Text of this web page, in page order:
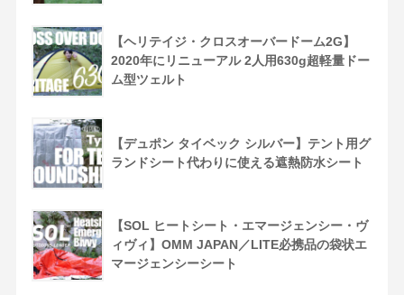
【ヘリテイジ・クロスオーバードーム2G】
2020年にリニューアル 2人用630g超軽量ドー
ム型ツェルト
【デュポン タイベック シルバー】テント用グ
ランドシート代わりに使える遮熱防水シート
【SOL ヒートシート・エマージェンシー・ヴ
ィヴィ】OMM JAPAN／LITE必携品の袋状エ
マージェンシーシート